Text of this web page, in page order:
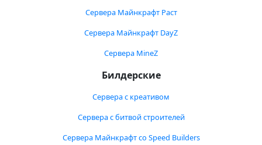
Сервера Майнкрафт Раст
Сервера Майнкрафт DayZ
Сервера MineZ
Билдерские
Сервера с креативом
Сервера с битвой строителей
Сервера Майнкрафт со Speed Builders